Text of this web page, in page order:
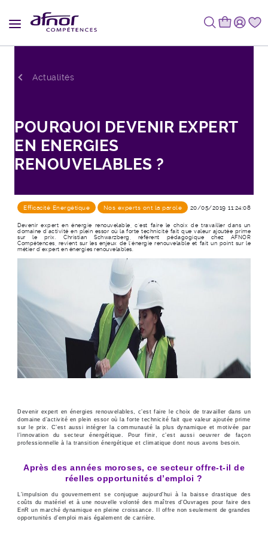
Actualités
POURQUOI DEVENIR EXPERT
EN ENERGIES
RENOUVELABLES ?
Efficacité Energétique Nos experts ont la parole 20/05/2019 11:24:08
Devenir expert en énergie renouvelable, c’est faire le choix de travailler dans un
domaine d’activité en plein essor où la forte technicité fait que valeur ajoutée prime
sur le prix. Christian Schwarzberg, référent pédagogique chez AFNOR
Compétences, revient sur les enjeux de l’énergie renouvelable et fait un point sur le
métier d’expert en énergies renouvelables.
Devenir expert en énergies renouvelables, c’est faire le choix de travailler dans un
domaine d’activité en plein essor où la forte technicité fait que valeur ajoutée prime
sur le prix. C’est aussi intégrer la communauté la plus dynamique et motivée par
l’innovation du secteur énergétique. Pour finir, c’est aussi oeuvrer de façon
professionnelle à la transition énergétique et climatique dont nous avons besoin.
Après des années moroses, ce secteur offre-t-il de
réelles opportunités d’emploi ?
L’impulsion du gouvernement se conjugue aujourd’hui à la baisse drastique des
coûts du matériel et à une nouvelle volonté des maîtres d’Ouvrages pour faire des
EnR un marché dynamique en pleine croissance. Il offre non seulement de grandes
opportunités d’emploi mais également de carrière.